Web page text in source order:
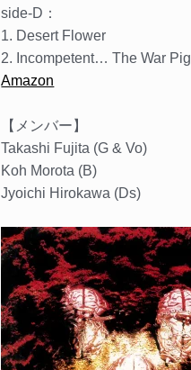
side-D：
1. Desert Flower
2. Incompetent… The War Pig
Amazon
【メンバー】
Takashi Fujita (G & Vo)
Koh Morota (B)
Jyoichi Hirokawa (Ds)